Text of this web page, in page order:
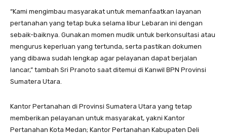
“Kami mengimbau masyarakat untuk memanfaatkan layanan
pertanahan yang tetap buka selama libur Lebaran ini dengan
sebaik-baiknya. Gunakan momen mudik untuk berkonsultasi atau
mengurus keperluan yang tertunda, serta pastikan dokumen
yang dibawa sudah lengkap agar pelayanan dapat berjalan
lancar,” tambah Sri Pranoto saat ditemui di Kanwil BPN Provinsi
Sumatera Utara.
Kantor Pertanahan di Provinsi Sumatera Utara yang tetap
memberikan pelayanan untuk masyarakat, yakni Kantor
Pertanahan Kota Medan; Kantor Pertanahan Kabupaten Deli